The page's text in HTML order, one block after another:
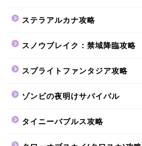
ステラアルカナ攻略
スノウブレイク：禁域降臨攻略
スプライトファンタジア攻略
ゾンビの夜明けサバイバル
タイニーバブルス攻略